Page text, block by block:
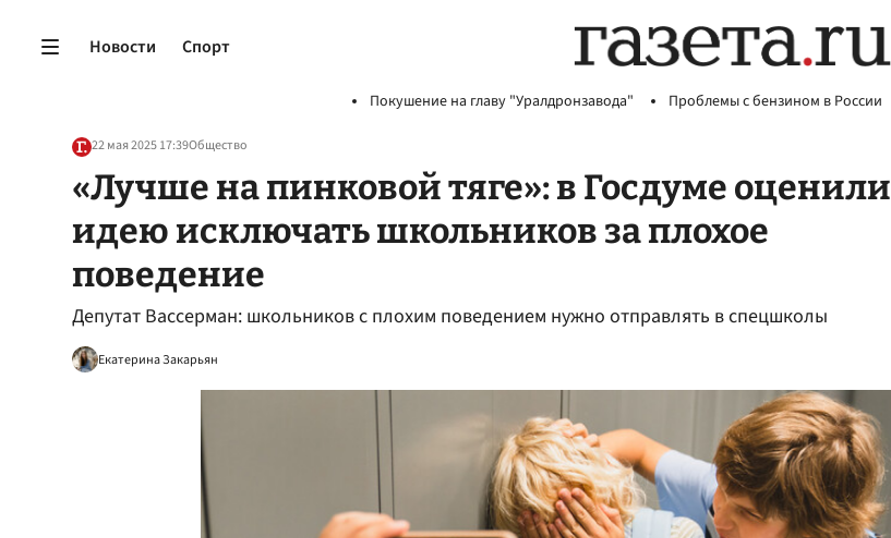
Новости Спорт
Покушение на главу "Уралдронзавода" Проблемы с бензином в России
22 мая 2025 17:39Общество
«Лучше на пинковой тяге»: в Госдуме оценили
идею исключать школьников за плохое
поведение
Депутат Вассерман: школьников с плохим поведением нужно отправлять в спецшколы
Екатерина Закарьян